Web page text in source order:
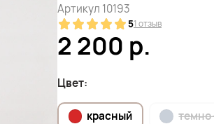
Артикул 10193
51 отзыв
2 200 р.
Цвет:
красный